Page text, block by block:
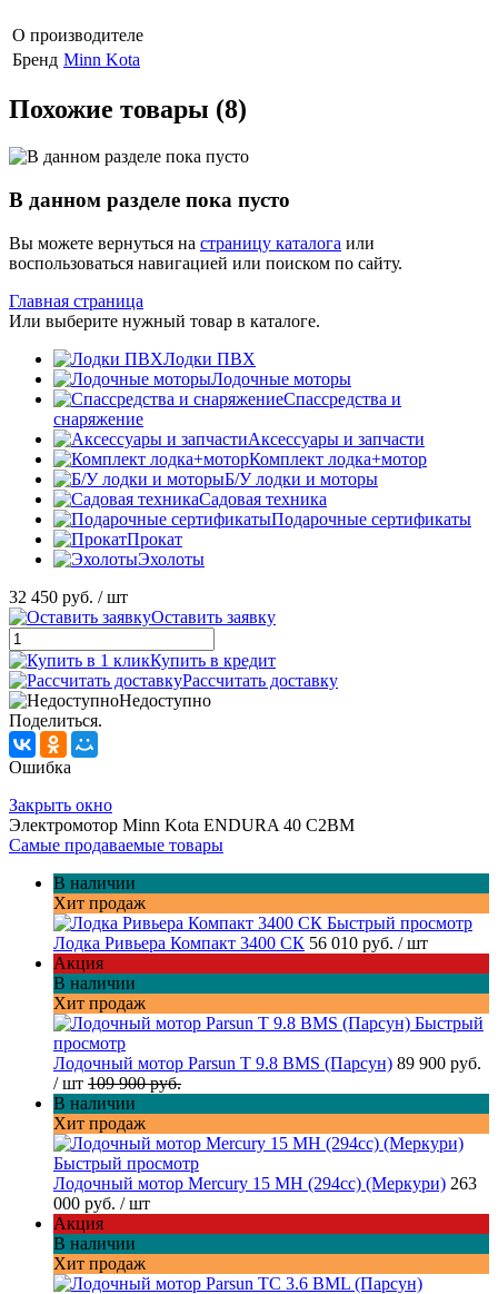
О производителе
Бренд Minn Kota
Похожие товары (8)
В данном разделе пока пусто
Вы можете вернуться на страницу каталога или
воспользоваться навигацией или поиском по сайту.
Главная страница
Или выберите нужный товар в каталоге.
Лодки ПВХ
Лодочные моторы
Спассредства и
снаряжение
Аксессуары и запчасти
Комплект лодка+мотор
Б/У лодки и моторы
Садовая техника
Подарочные сертификаты
Прокат
Эхолоты
32 450 руб. / шт
Оставить заявку
Купить в кредит
Рассчитать доставку
Недоступно
Поделиться.
Ошибка
Закрыть окно
Электромотор Minn Kota ENDURA 40 C2BM
Самые продаваемые товары
В наличии
Хит продаж
Быстрый просмотр
Лодка Ривьера Компакт 3400 СК 56 010 руб. / шт
Акция
В наличии
Хит продаж
Быстрый
просмотр
Лодочный мотор Parsun T 9.8 BMS (Парсун) 89 900 руб.
/ шт 109 900 руб.
В наличии
Хит продаж
Быстрый просмотр
Лодочный мотор Mercury 15 MH (294cc) (Меркури) 263
000 руб. / шт
Акция
В наличии
Хит продаж